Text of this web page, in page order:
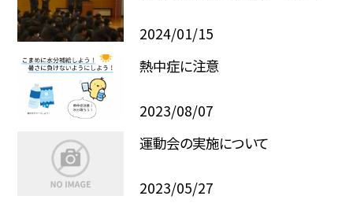
2024/01/15
熱中症に注意
2023/08/07
運動会の実施について
2023/05/27